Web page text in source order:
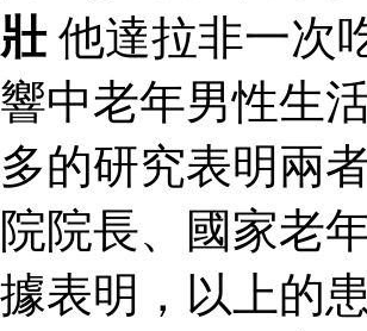
壯他達拉非一次
響中老年男性生
多的研究表明兩
院院長、國家老
據表明，以上的